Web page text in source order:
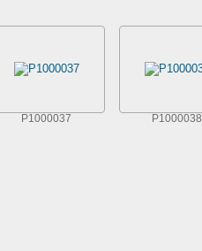
P1000037 P1000038